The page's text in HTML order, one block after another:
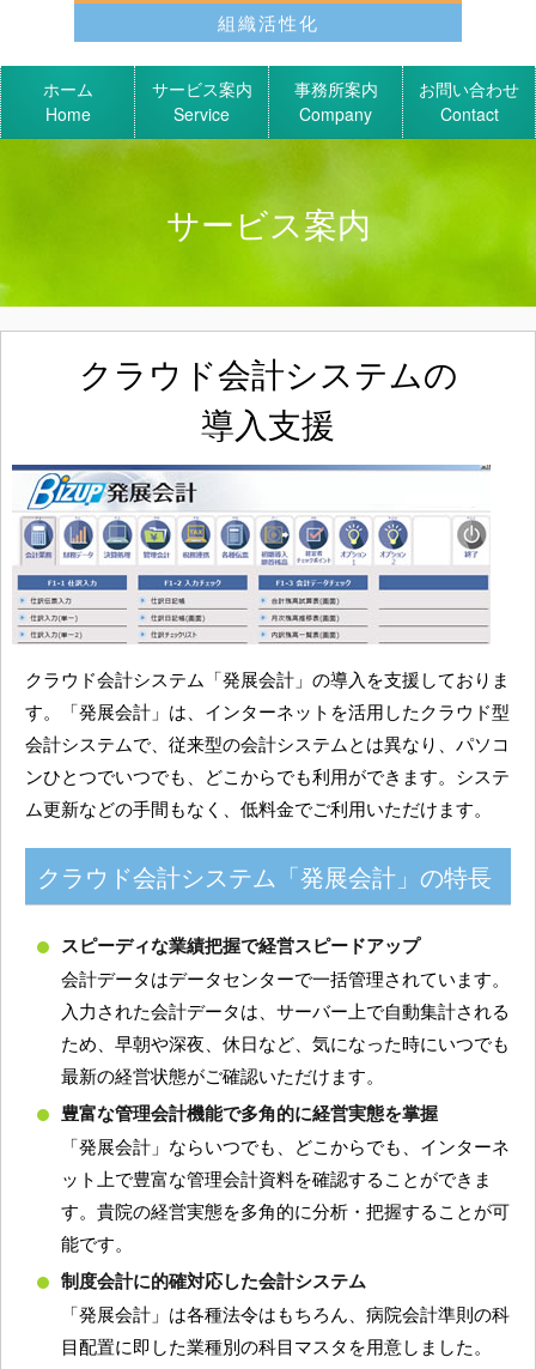
組織活性化
ホーム
Home
サービス案内
Service
事務所案内
Company
お問い合わせ
Contact
サービス案内
クラウド会計システムの
導入支援
クラウド会計システム「発展会計」の導入を支援しておりま
す。「発展会計」は、インターネットを活用したクラウド型
会計システムで、従来型の会計システムとは異なり、パソコ
ンひとつでいつでも、どこからでも利用ができます。システ
ム更新などの手間もなく、低料金でご利用いただけます。
クラウド会計システム「発展会計」の特長
スピーディな業績把握で経営スピードアップ
会計データはデータセンターで一括管理されています。
入力された会計データは、サーバー上で自動集計される
ため、早朝や深夜、休日など、気になった時にいつでも
最新の経営状態がご確認いただけます。
豊富な管理会計機能で多角的に経営実態を掌握
「発展会計」ならいつでも、どこからでも、インターネ
ット上で豊富な管理会計資料を確認することができま
す。貴院の経営実態を多角的に分析・把握することが可
能です。
制度会計に的確対応した会計システム
「発展会計」は各種法令はもちろん、病院会計準則の科
目配置に即した業種別の科目マスタを用意しました。